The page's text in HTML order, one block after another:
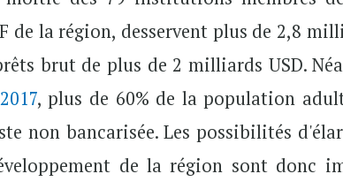
de la région, desservent plus de 2,8
brut de plus de 2 milliards USD.
, plus de 60% de la population
non bancarisée. Les possibilités
de la région sont donc